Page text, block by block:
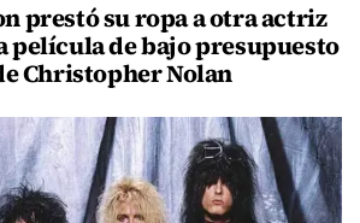
prestó su ropa a otra actriz
película de bajo presupuesto
Christopher Nolan